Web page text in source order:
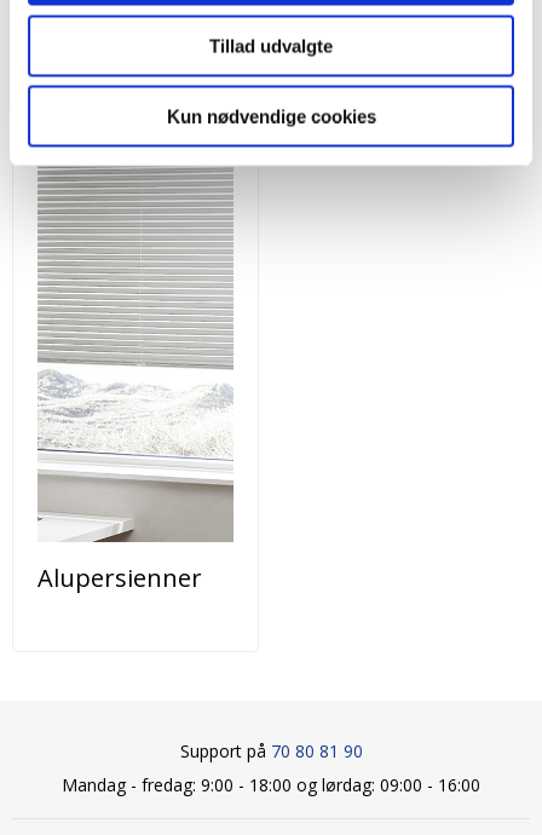
Tillad udvalgte
Kun nødvendige cookies
Se flere gardiner
Alupersienner
Support på 70 80 81 90
Mandag - fredag: 9:00 - 18:00 og lørdag: 09:00 - 16:00